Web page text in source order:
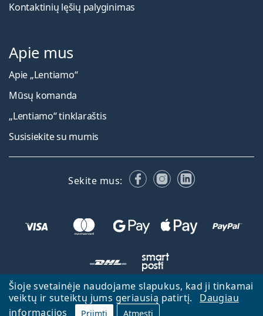
Šioje svetainėje naudojame slapukus, kad ji tinkamai
veiktų ir suteiktų jums geriausią patirtį.
Daugiau
informacijos
Priimti Atmesti
Kontaktinių lęšių palyginimas
Apie mus
Apie „Lentiamo“
Mūsų komanda
„Lentiamo“ tinklaraštis
Susisiekite su mumis
Sekite mus: FacebookInstagram
LinkedIn
Atgal į pagrindinį puslapį
Eiti aukštyn